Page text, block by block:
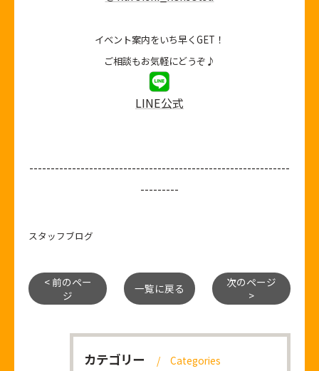
イベント案内をいち早くGET！
ご相談もお気軽にどうぞ♪
LINE公式
-------------------------------------------------------------
---------
スタッフブログ
< 前のペー
ジ
一覧に戻る
次のページ
>
カテゴリー Categories